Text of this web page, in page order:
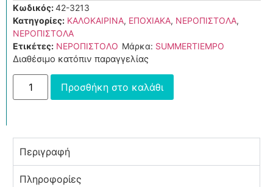
Κωδικός:42-3213
Κατηγορίες: ΚΑΛΟΚΑΙΡΙΝΑ, ΕΠΟΧΙΑΚΑ, ΝΕΡΟΠΙΣΤΟΛΑ,
ΝΕΡΟΠΙΣΤΟΛΑ
Ετικέτες: ΝΕΡΟΠΙΣΤΟΛΟ Μάρκα: SUMMERTIEMPO
Διαθέσιμο κατόπιν παραγγελίας
Προσθήκη στο καλάθι
Περιγραφή
Πληροφορίες